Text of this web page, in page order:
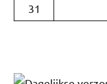
31